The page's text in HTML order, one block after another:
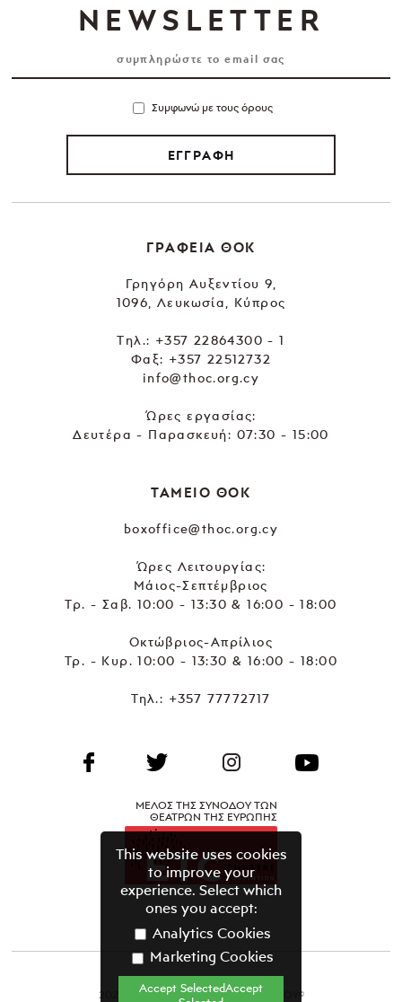
NEWSLETTER
Συμφωνώ με τους όρους
ΕΓΓΡΑΦΗ
ΓΡΑΦΕΙΑ ΘΟΚ
Γρηγόρη Αυξεντίου 9,
1096, Λευκωσία, Κύπρος
Tηλ.: +357 22864300 - 1
Φαξ: +357 22512732
info@thoc.org.cy
Ώρες εργασίας:
Δευτέρα - Παρασκευή: 07:30 - 15:00
ΤΑΜΕΙΟ ΘΟΚ
boxoffice@thoc.org.cy
Ώρες Λειτουργίας:
Μάιος-Σεπτέμβριος
Τρ. - Σαβ. 10:00 - 13:30 & 16:00 - 18:00
Οκτώβριος-Απρίλιος
Τρ. - Κυρ. 10:00 - 13:30 & 16:00 - 18:00
Τηλ.: +357 77772717
ΜΕΛΟΣ ΤΗΣ ΣΥΝΟΔΟΥ ΤΩΝ
ΘΕΑΤΡΩΝ ΤΗΣ ΕΥΡΩΠΗΣ
2021 ΘΕΑΤΡΙΚΟΣ ΟΡΓΑΝΙΣΜΟΣ ΚΥΠΡΟΥ©
This website uses cookies
to improve your
experience. Select which
ones you accept:
Analytics Cookies
Marketing Cookies
Accept SelectedAccept